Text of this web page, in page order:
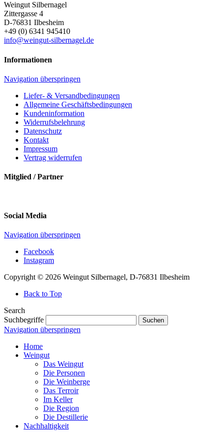
Weingut Silbernagel
Zittergasse 4
D-76831 Ilbesheim
+49 (0) 6341 945410
info@weingut-silbernagel.de
Informationen
Navigation überspringen
Liefer- & Versandbedingungen
Allgemeine Geschäftsbedingungen
Kundeninformation
Widerrufsbelehrung
Datenschutz
Kontakt
Impressum
Vertrag widerrufen
Mitglied / Partner
Social Media
Navigation überspringen
Facebook
Instagram
Copyright © 2026 Weingut Silbernagel, D-76831 Ilbesheim
Back to Top
Search
Suchbegriffe
Suchen
Navigation überspringen
Home
Weingut
Das Weingut
Die Personen
Die Weinberge
Das Terroir
Im Keller
Die Region
Die Destillerie
Nachhaltigkeit